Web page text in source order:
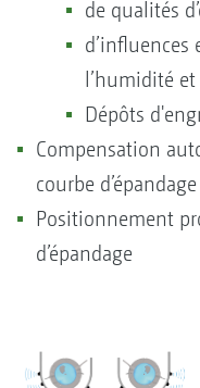
de qualités
l’humidité
Dépôts
Compensation
courbe d’épandage
Positionnement
d’épandage